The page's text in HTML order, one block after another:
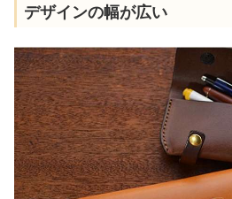
デザインの幅が広い